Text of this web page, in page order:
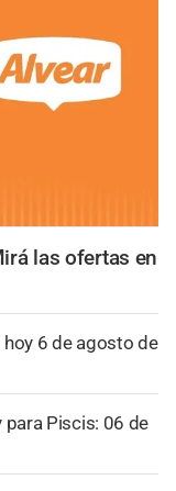
las ofertas en
6 de agosto de
Piscis: 06 de